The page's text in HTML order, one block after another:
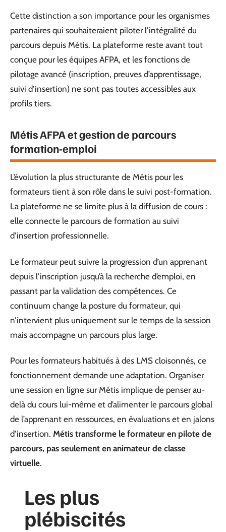
Cette distinction a son importance pour les organismes
partenaires qui souhaiteraient piloter l’intégralité du
parcours depuis Métis. La plateforme reste avant tout
conçue pour les équipes AFPA, et les fonctions de
pilotage avancé (inscription, preuves d’apprentissage,
suivi d’insertion) ne sont pas toutes accessibles aux
profils tiers.
Métis AFPA et gestion de parcours
formation-emploi
L’évolution la plus structurante de Métis pour les
formateurs tient à son rôle dans le suivi post-formation.
La plateforme ne se limite plus à la diffusion de cours :
elle connecte le parcours de formation au suivi
d’insertion professionnelle.
Le formateur peut suivre la progression d’un apprenant
depuis l’inscription jusqu’à la recherche d’emploi, en
passant par la validation des compétences. Ce
continuum change la posture du formateur, qui
n’intervient plus uniquement sur le temps de la session
mais accompagne un parcours plus large.
Pour les formateurs habitués à des LMS cloisonnés, ce
fonctionnement demande une adaptation. Organiser
une session en ligne sur Métis implique de penser au-
delà du cours lui-même et d’alimenter le parcours global
de l’apprenant en ressources, en évaluations et en jalons
d’insertion. Métis transforme le formateur en pilote de
parcours, pas seulement en animateur de classe
virtuelle.
Les plus
plébiscités